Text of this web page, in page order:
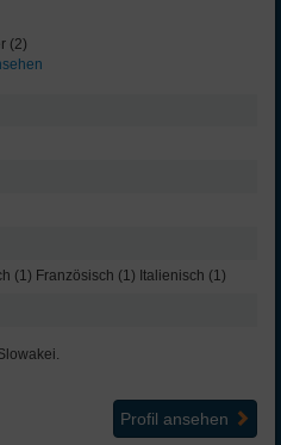
(2)
(1) Französisch (1) Italienisch (1)
Profil ansehen